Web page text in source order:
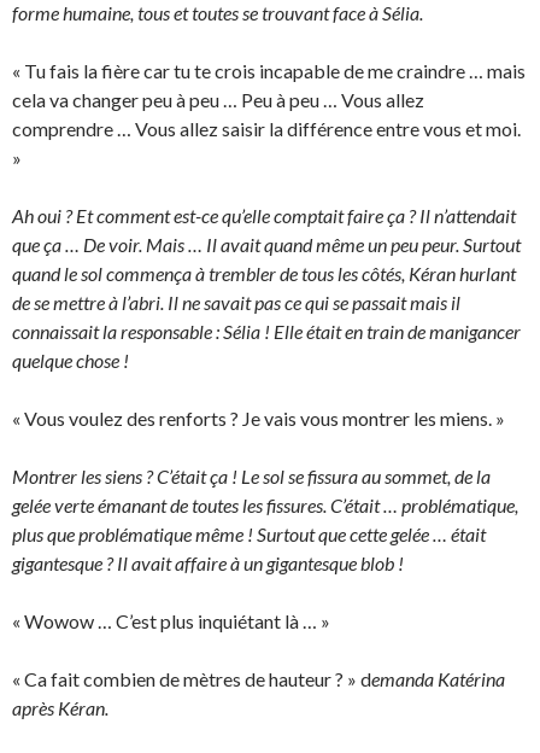
forme humaine, tous et toutes se trouvant face à Sélia.
« Tu fais la fière car tu te crois incapable de me craindre … mais
cela va changer peu à peu … Peu à peu … Vous allez
comprendre … Vous allez saisir la différence entre vous et moi.
»
Ah oui ? Et comment est-ce qu’elle comptait faire ça ? Il n’attendait
que ça … De voir. Mais … Il avait quand même un peu peur. Surtout
quand le sol commença à trembler de tous les côtés, Kéran hurlant
de se mettre à l’abri. Il ne savait pas ce qui se passait mais il
connaissait la responsable : Sélia ! Elle était en train de manigancer
quelque chose !
« Vous voulez des renforts ? Je vais vous montrer les miens. »
Montrer les siens ? C’était ça ! Le sol se fissura au sommet, de la
gelée verte émanant de toutes les fissures. C’était … problématique,
plus que problématique même ! Surtout que cette gelée … était
gigantesque ? Il avait affaire à un gigantesque blob !
« Wowow … C’est plus inquiétant là … »
« Ca fait combien de mètres de hauteur ? » demanda Katérina
après Kéran.